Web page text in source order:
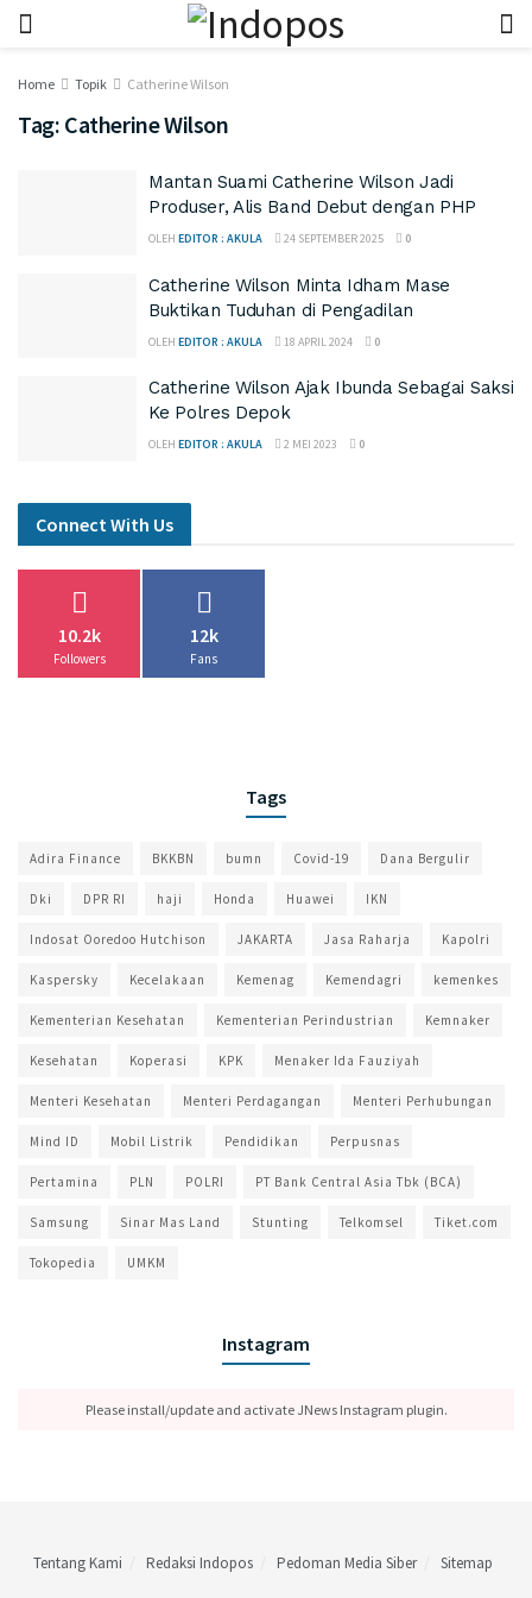
Home Topik Catherine Wilson
Tag: Catherine Wilson
Mantan Suami Catherine Wilson Jadi
Produser, Alis Band Debut dengan PHP
OLEH EDITOR : AKULA 24 SEPTEMBER 2025 0
Catherine Wilson Minta Idham Mase
Buktikan Tuduhan di Pengadilan
OLEH EDITOR : AKULA 18 APRIL 2024 0
Catherine Wilson Ajak Ibunda Sebagai Saksi
Ke Polres Depok
OLEH EDITOR : AKULA 2 MEI 2023 0
Connect With Us
10.2k
Followers
12k
Fans
Tags
Adira Finance BKKBN bumn Covid-19 Dana Bergulir
Dki DPR RI haji Honda Huawei IKN
Indosat Ooredoo Hutchison JAKARTA Jasa Raharja Kapolri
Kaspersky Kecelakaan Kemenag Kemendagri kemenkes
Kementerian Kesehatan Kementerian Perindustrian Kemnaker
Kesehatan Koperasi KPK Menaker Ida Fauziyah
Menteri Kesehatan Menteri Perdagangan Menteri Perhubungan
Mind ID Mobil Listrik Pendidikan Perpusnas
Pertamina PLN POLRI PT Bank Central Asia Tbk (BCA)
Samsung Sinar Mas Land Stunting Telkomsel Tiket.com
Tokopedia UMKM
Instagram
Please install/update and activate JNews Instagram plugin.
Tentang Kami Redaksi Indopos Pedoman Media Siber Sitemap